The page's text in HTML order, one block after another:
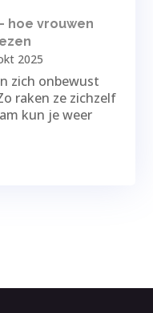
hoe vrouwen
2025
zich onbewust
raken ze zichzelf
kun je weer